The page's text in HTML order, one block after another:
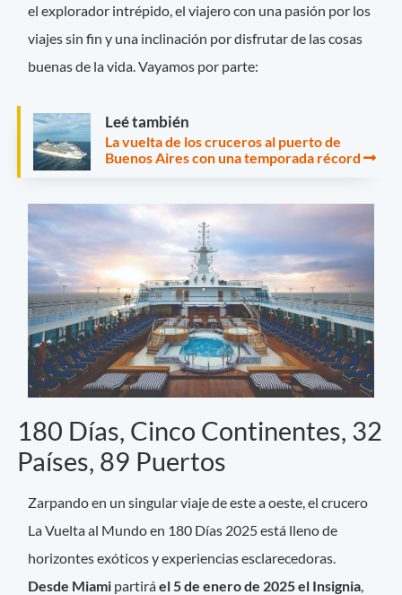
el explorador intrépido, el viajero con una pasión por los
viajes sin fin y una inclinación por disfrutar de las cosas
buenas de la vida. Vayamos por parte:
Leé también
La vuelta de los cruceros al puerto de
Buenos Aires con una temporada récord
180 Días, Cinco Continentes, 32
Países, 89 Puertos
Zarpando en un singular viaje de este a oeste, el crucero
La Vuelta al Mundo en 180 Días 2025 está lleno de
horizontes exóticos y experiencias esclarecedoras.
Desde Miami partiráel 5 de enero de 2025 el Insignia